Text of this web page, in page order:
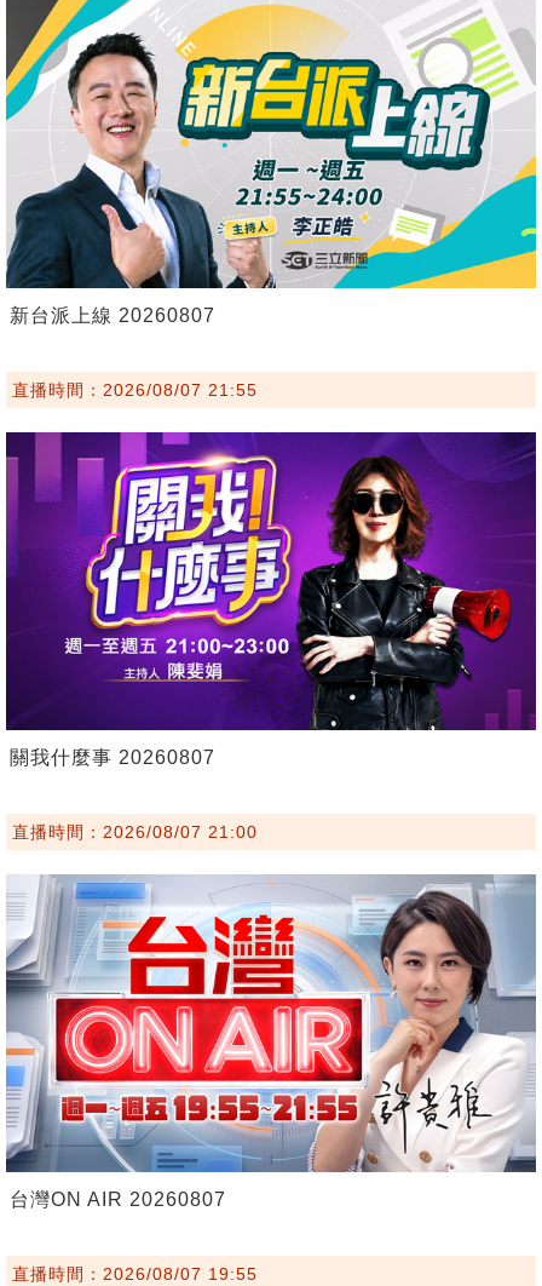
新台派上線 20260807
直播時間：2026/08/07 21:55
關我什麼事 20260807
直播時間：2026/08/07 21:00
台灣ON AIR 20260807
直播時間：2026/08/07 19:55